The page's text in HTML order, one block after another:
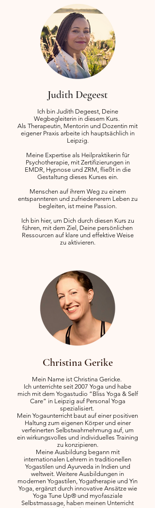
Judith Degeest
Ich bin Judith Degeest, Deine
Wegbegleiterin in diesem Kurs.
Als Therapeutin, Mentorin und Dozentin mit
eigener Praxis arbeite ich hauptsächlich in
Leipzig.
Meine Expertise als Heilpraktikerin für
Psychotherapie, mit Zertifizierungen in
EMDR, Hypnose und ZRM, fließt in die
Gestaltung dieses Kurses ein.
Menschen auf ihrem Weg zu einem
entspannteren und zufriedenerem Leben zu
begleiten, ist meine Passion.
Ich bin hier, um Dich durch diesen Kurs zu
führen, mit dem Ziel, Deine persönlichen
Ressourcen auf klare und effektive Weise
zu aktivieren.
Christina Gerike
Mein Name ist Christina Gericke.
Ich unterrichte seit 2007 Yoga und habe
mich mit dem Yogastudio “Bliss Yoga & Self
Care” in Leipzig auf Personal Yoga
spezialisiert.
Mein Yogaunterricht baut auf einer positiven
Haltung zum eigenen Körper und einer
verfeinerten Selbstwahrnehmung auf, um
ein wirkungsvolles und individuelles Training
zu konzipieren.
Meine Ausbildung begann mit
internationalen Lehrern in traditionellen
Yogastilen und Ayurveda in Indien und
weltweit. Weitere Ausbildungen in
modernen Yogastilen, Yogatherapie und Yin
Yoga, ergänzt durch innovative Ansätze wie
Yoga Tune Up® und myofasziale
Selbstmassage, haben meinen Unterricht